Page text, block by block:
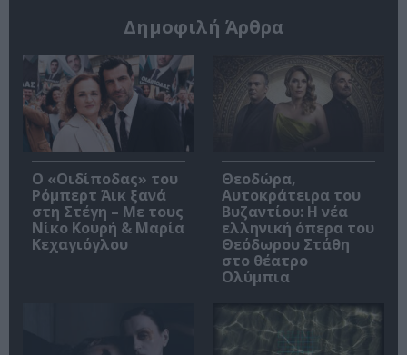
Δημοφιλή Άρθρα
O «Οιδίποδας» του
Ρόμπερτ Άικ ξανά
στη Στέγη – Με τους
Νίκο Κουρή & Μαρία
Κεχαγιόγλου
Θεοδώρα,
Αυτοκράτειρα του
Βυζαντίου: Η νέα
ελληνική όπερα του
Θεόδωρου Στάθη
στο θέατρο
Ολύμπια